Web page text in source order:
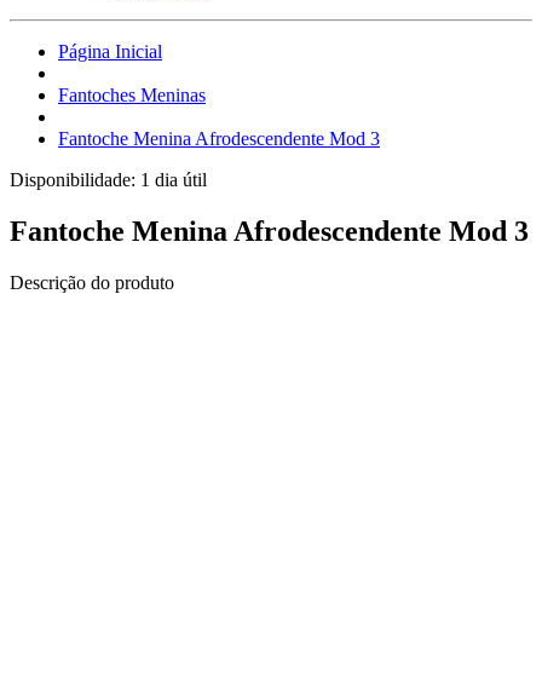
Página Inicial
Fantoches Meninas
Fantoche Menina Afrodescendente Mod 3
Disponibilidade: 1 dia útil
Fantoche Menina Afrodescendente Mod 3
Descrição do produto